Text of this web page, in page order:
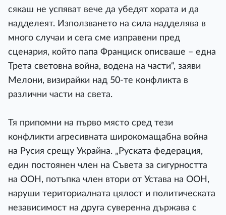
сякаш не успяват вече да убедят хората и да
надделеят. Използването на сила надделява в
много случаи и сега сме изправени пред
сценария, който папа Франциск описваше – една
Трета световна война, водена на части“, заяви
Мелони, визирайки над 50-те конфликта в
различни части на света.
Тя припомни на първо място сред тези
конфликти агресивната широкомащабна война
на Русия срещу Украйна. „Руската федерация,
един постоянен член на Съвета за сигурността
на ООН, потъпка член втори от Устава на ООН,
наруши териториалната цялост и политическата
независимост на друга суверенна държава с